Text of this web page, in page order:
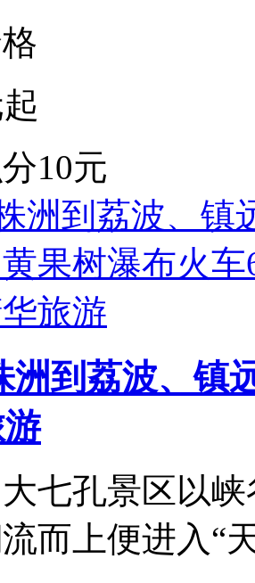
10元
洲到荔波、镇
七孔景区以
而上便进入“